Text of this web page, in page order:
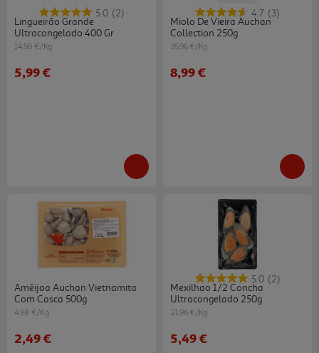
5.0 (2)
Lingueirão Grande
Ultracongelado 400 Gr
14.98 €/Kg
5,99 €
4.7 (3)
Miolo De Vieira Auchan
Collection 250g
35.96 €/Kg
8,99 €
Amêijoa Auchan Vietnamita
Com Casca 500g
4.98 €/Kg
2,49 €
5.0 (2)
Mexilhao 1/2 Concha
Ultracongelado 250g
21.96 €/Kg
5,49 €